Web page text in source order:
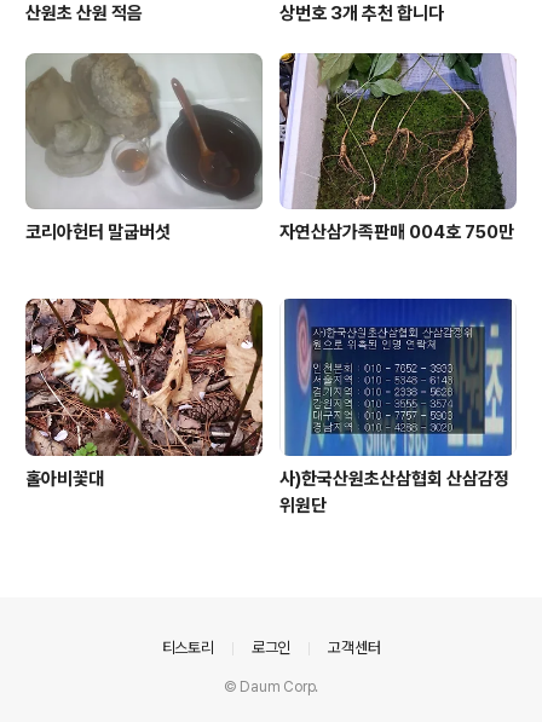
산원초 산원 적음
상번호 3개 추천 합니다
코리아헌터 말굽버섯 자연산삼가족판매 004호 750만
홀아비꽃대
사)한국산원초산삼협회 산삼감정
위원단
티스토리 로그인 고객센터
© Daum Corp.